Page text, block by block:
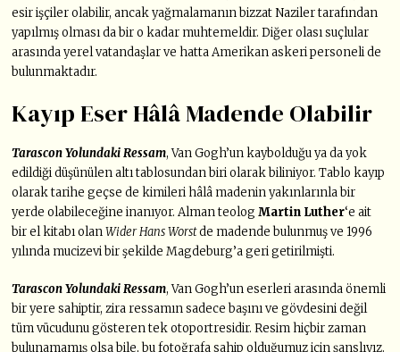
esir işçiler olabilir, ancak yağmalamanın bizzat Naziler tarafından
yapılmış olması da bir o kadar muhtemeldir. Diğer olası suçlular
arasında yerel vatandaşlar ve hatta Amerikan askeri personeli de
bulunmaktadır.
Kayıp Eser Hâlâ Madende Olabilir
Tarascon Yolundaki Ressam, Van Gogh’un kaybolduğu ya da yok
edildiği düşünülen altı tablosundan biri olarak biliniyor. Tablo kayıp
olarak tarihe geçse de kimileri hâlâ madenin yakınlarınla bir
yerde olabileceğine inanıyor. Alman teologMartin Luther‘e ait
bir el kitabı olanWider Hans Worstde madende bulunmuş ve 1996
yılında mucizevi bir şekilde Magdeburg’a geri getirilmişti.
Tarascon Yolundaki Ressam, Van Gogh’un eserleri arasında önemli
bir yere sahiptir, zira ressamın sadece başını ve gövdesini değil
tüm vücudunu gösteren tek otoportresidir. Resim hiçbir zaman
bulunamamış olsa bile, bu fotoğrafa sahip olduğumuz için şanslıyız.